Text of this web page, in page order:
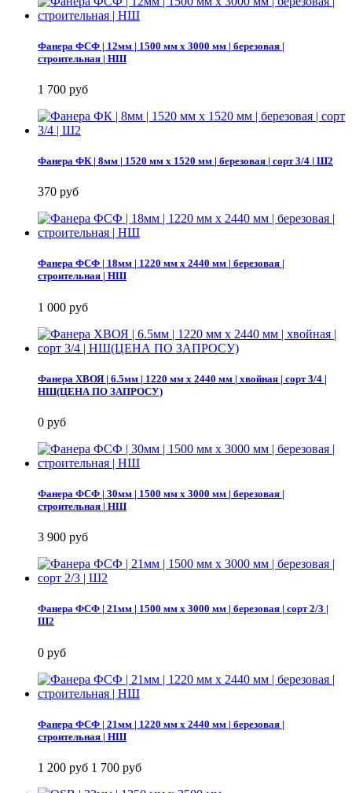
Фанера ФСФ | 12мм | 1500 мм х 3000 мм | березовая |
строительная | НШ
1 700 руб
Фанера ФК | 8мм | 1520 мм х 1520 мм | березовая | сорт 3/4 | Ш2
370 руб
Фанера ФСФ | 18мм | 1220 мм х 2440 мм | березовая |
строительная | НШ
1 000 руб
Фанера ХВОЯ | 6.5мм | 1220 мм х 2440 мм | хвойная | сорт 3/4 |
НШ(ЦЕНА ПО ЗАПРОСУ)
0 руб
Фанера ФСФ | 30мм | 1500 мм х 3000 мм | березовая |
строительная | НШ
3 900 руб
Фанера ФСФ | 21мм | 1500 мм х 3000 мм | березовая | сорт 2/3 |
Ш2
0 руб
Фанера ФСФ | 21мм | 1220 мм х 2440 мм | березовая |
строительная | НШ
1 200 руб 1 700 руб